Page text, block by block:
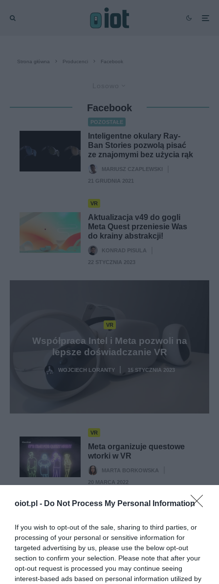
oiot.pl - Do Not Process My Personal Information
If you wish to opt-out of the sale, sharing to third parties, or
processing of your personal or sensitive information for
targeted advertising by us, please use the below opt-out
section to confirm your selection. Please note that after your
opt-out request is processed you may continue seeing
interest-based ads based on personal information utilized by
Strona główna Producenci Facebook
Facebook
POZOSTAŁE
Inteligentne okulary Ray-
Ban Stories pozwolą pisać
ze znajomymi bez użycia rąk
MARIUSZ CZAPLEWSKI
21 GRUDNIA 2021
VR
Aktualizacja v49 do gogli
Meta Quest przeniesie Was
do krainy abstrakcji!
KONRAD PISULA
22 STYCZNIA 2023
VR
Współpraca Intel i Meta pozwoli na
lepsze doświadczanie VR
WOJCIECH LORANTY 15 STYCZNIA 2023
VR
Meta organizuje questowe
wtorki w VR
MARTA BORKOWSKA
20 MARCA 2022
POZOSTAŁE
inteligentne okulary
Facebooka i Ray-Ban już
dostępne w sprzedaży
TOMASZ SZWAST
·
10 WRZEŚNIA 2021